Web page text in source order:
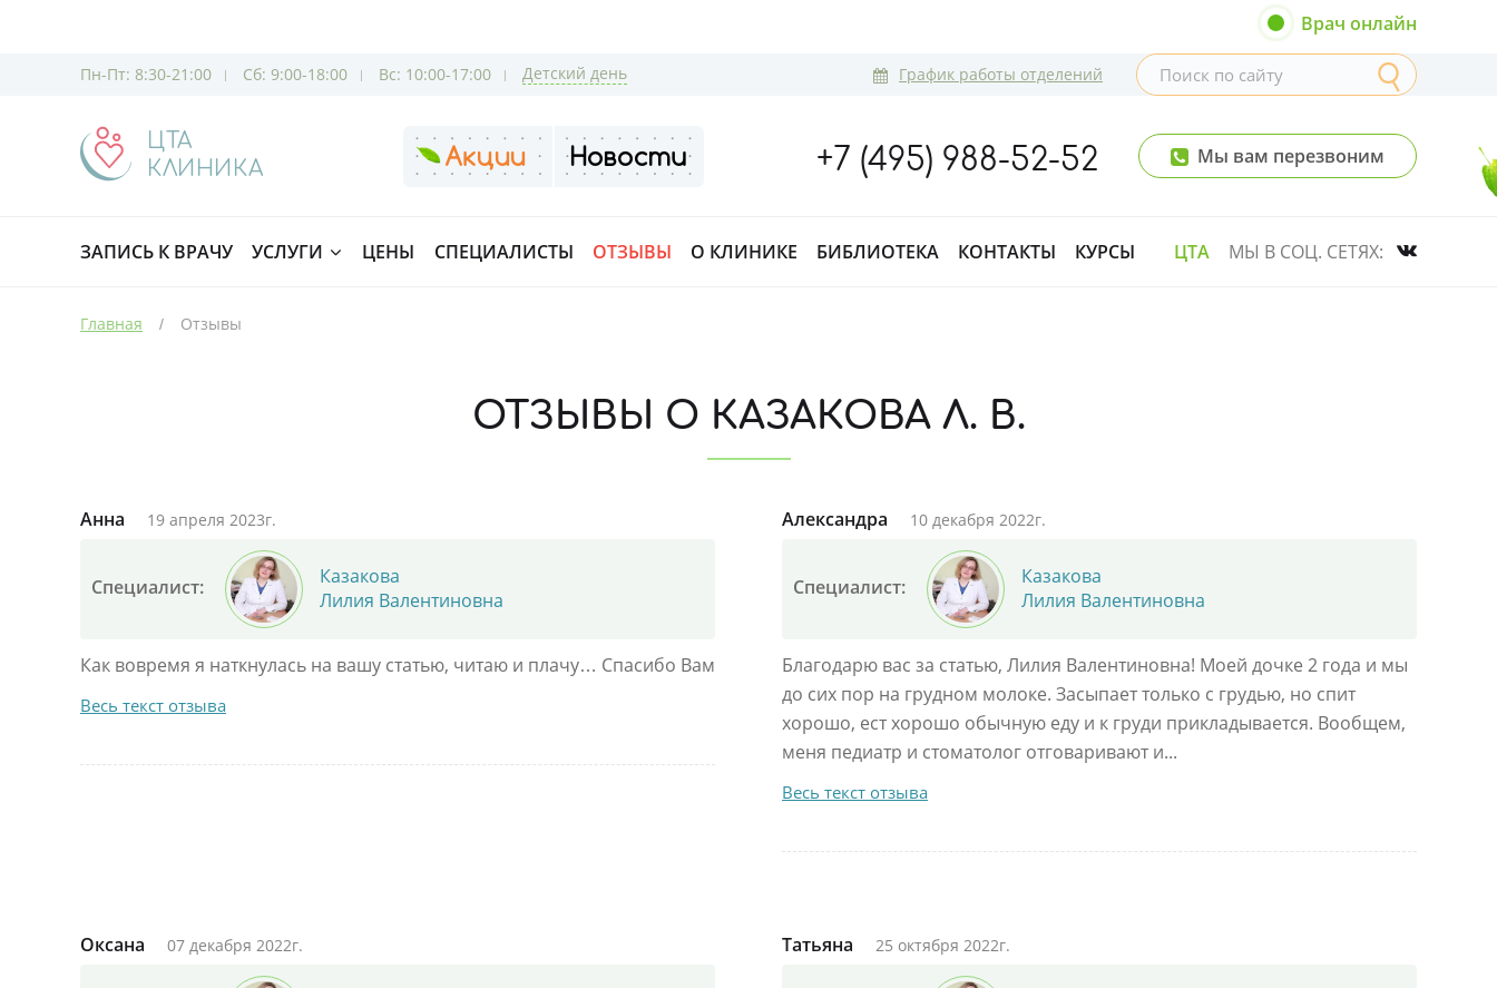
Врач онлайн
Пн-Пт: 8:30-21:00 Сб: 9:00-18:00 Вс: 10:00-17:00 Детский день График работы отделений
ЦТА
КЛИНИКА
+7 (495) 988-52-52 Мы вам перезвоним
ЗАПИСЬ К ВРАЧУ УСЛУГИ ЦЕНЫ СПЕЦИАЛИСТЫ ОТЗЫВЫ О КЛИНИКЕ БИБЛИОТЕКА КОНТАКТЫ КУРСЫ ЦТА МЫ В СОЦ. СЕТЯХ:
Главная Отзывы
ОТЗЫВЫ О КАЗАКОВА Л. В.
Анна 19 апреля 2023г.
Специалист:
Казакова
Лилия Валентиновна
Как вовремя я наткнулась на вашу статью, читаю и плачу… Спасибо Вам
Весь текст отзыва
Александра 10 декабря 2022г.
Специалист:
Казакова
Лилия Валентиновна
Благодарю вас за статью, Лилия Валентиновна! Моей дочке 2 года и мы
до сих пор на грудном молоке. Засыпает только с грудью, но спит
хорошо, ест хорошо обычную еду и к груди прикладывается. Вообщем,
меня педиатр и стоматолог отговаривают и...
Весь текст отзыва
Оксана 07 декабря 2022г. Татьяна 25 октября 2022г.